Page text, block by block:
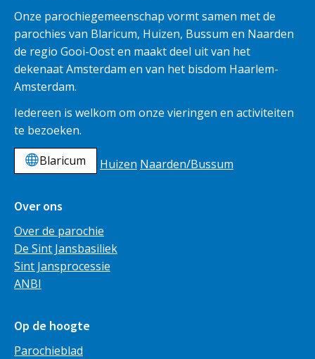
Onze parochiegemeenschap vormt samen met de
parochies van Blaricum, Huizen, Bussum en Naarden
de regio Gooi-Oost en maakt deel uit van het
dekenaat Amsterdam en van het bisdom Haarlem-
Amsterdam.
Iedereen is welkom om onze vieringen en activiteiten
te bezoeken.
Blaricum
Huizen Naarden/Bussum
Over ons
Over de parochie
De Sint Jansbasiliek
Sint Jansprocessie
ANBI
Op de hoogte
Parochieblad